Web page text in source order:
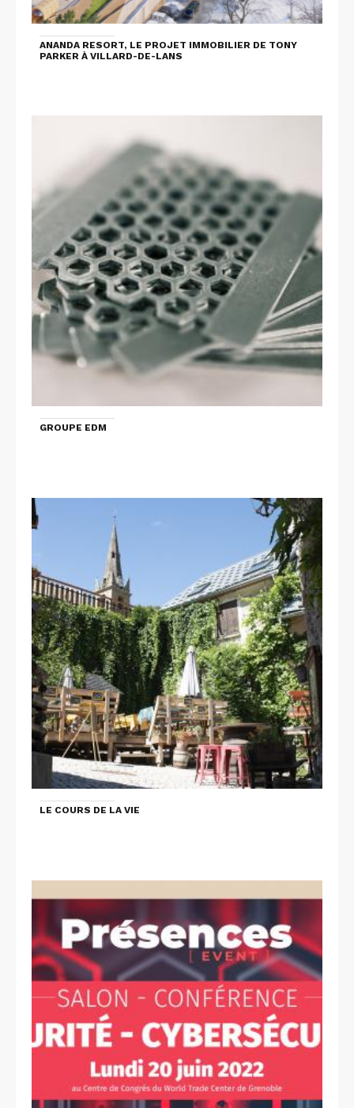
ANANDA RESORT, LE PROJET IMMOBILIER DE TONY
PARKER À VILLARD-DE-LANS
GROUPE EDM
LE COURS DE LA VIE